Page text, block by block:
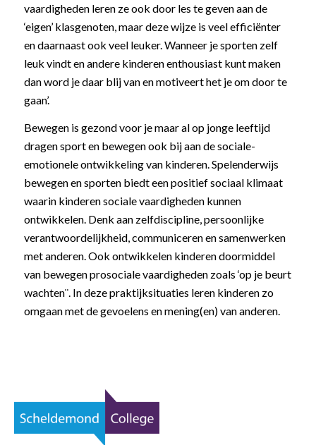
vaardigheden leren ze ook door les te geven aan de
‘eigen’ klasgenoten, maar deze wijze is veel efficiënter
en daarnaast ook veel leuker. Wanneer je sporten zelf
leuk vindt en andere kinderen enthousiast kunt maken
dan word je daar blij van en motiveert het je om door te
gaan’.
Bewegen is gezond voor je maar al op jonge leeftijd
dragen sport en bewegen ook bij aan de sociale-
emotionele ontwikkeling van kinderen. Spelenderwijs
bewegen en sporten biedt een positief sociaal klimaat
waarin kinderen sociale vaardigheden kunnen
ontwikkelen. Denk aan zelfdiscipline, persoonlijke
verantwoordelijkheid, communiceren en samenwerken
met anderen. Ook ontwikkelen kinderen doormiddel
van bewegen prosociale vaardigheden zoals ‘op je beurt
wachten¨. In deze praktijksituaties leren kinderen zo
omgaan met de gevoelens en mening(en) van anderen.